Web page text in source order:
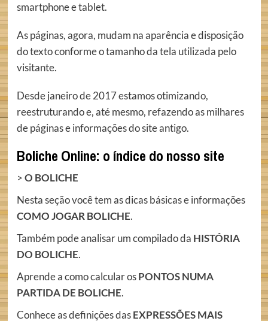
smartphone e tablet.
As páginas, agora, mudam na aparência e disposição
do texto conforme o tamanho da tela utilizada pelo
visitante.
Desde janeiro de 2017 estamos otimizando,
reestruturando e, até mesmo, refazendo as milhares
de páginas e informações do site antigo.
Boliche Online: o índice do nosso site
>O BOLICHE
Nesta seção você tem as dicas básicas e informações
COMO JOGAR BOLICHE.
Também pode analisar um compilado da HISTÓRIA
DO BOLICHE.
Aprende a como calcular osPONTOS NUMA
PARTIDA DE BOLICHE.
Conhece as definições dasEXPRESSÕES MAIS